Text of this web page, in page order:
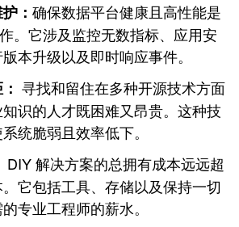
： 确保数据平台健康且高性能是
。它涉及监控无数指标、应用安
本升级以及即时响应事件。
寻找和留住在多种开源技术方面
识的人才既困难又昂贵。这种技
统脆弱且效率低下。
DIY 解决方案的总拥有成本远远超
它包括工具、存储以及保持一切
专业工程师的薪水。